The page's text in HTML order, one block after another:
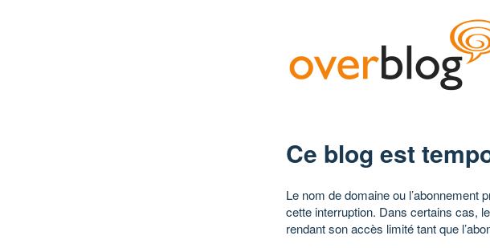
Ce blog est
Le nom de domaine ou l’abonnement
cette interruption. Dans certains cas,
rendant son accès limité tant que